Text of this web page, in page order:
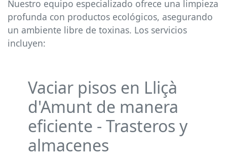
Nuestro equipo especializado ofrece una limpieza
profunda con productos ecológicos, asegurando
un ambiente libre de toxinas. Los servicios
incluyen:
Vaciar pisos en Lliçà
d'Amunt de manera
eficiente - Trasteros y
almacenes